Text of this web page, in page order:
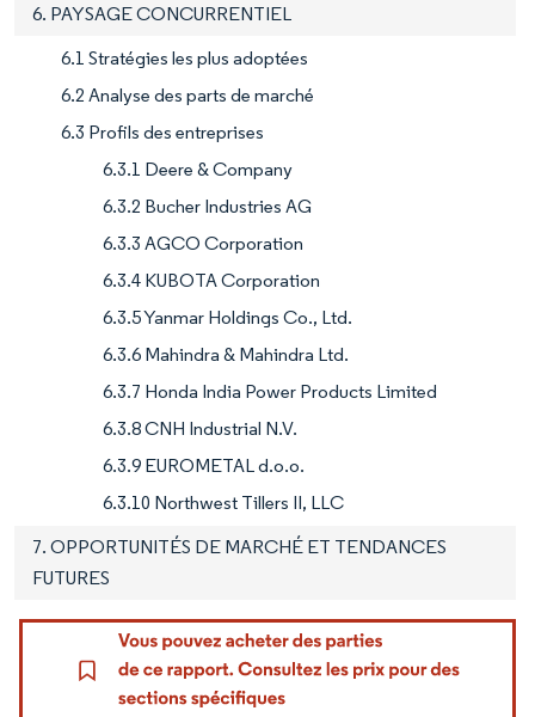
6. PAYSAGE CONCURRENTIEL
6.1 Stratégies les plus adoptées
6.2 Analyse des parts de marché
6.3 Profils des entreprises
6.3.1 Deere & Company
6.3.2 Bucher Industries AG
6.3.3 AGCO Corporation
6.3.4 KUBOTA Corporation
6.3.5 Yanmar Holdings Co., Ltd.
6.3.6 Mahindra & Mahindra Ltd.
6.3.7 Honda India Power Products Limited
6.3.8 CNH Industrial N.V.
6.3.9 EUROMETAL d.o.o.
6.3.10 Northwest Tillers II, LLC
7. OPPORTUNITÉS DE MARCHÉ ET TENDANCES
FUTURES